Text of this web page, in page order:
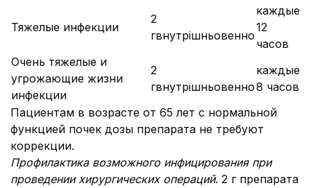
Тяжелые инфекции
2
гвнутрішньовенно
каждые
12
часов
Очень тяжелые и
угрожающие жизни
инфекции
2
гвнутрішньовенно
каждые
8 часов
Пациентам в возрасте от 65 лет с нормальной
функцией почек дозы препарата не требуют
коррекции.
Профилактика возможного инфицирования при
проведении хирургических операций. 2 г препарата